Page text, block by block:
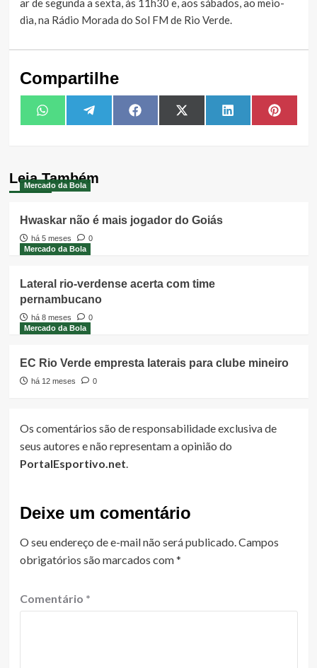
ar de segunda a sexta, às 11h30 e, aos sábados, ao meio-
dia, na Rádio Morada do Sol FM de Rio Verde.
Compartilhe
Share
on
WhatsAppShare
on
TelegramShare
on
FacebookShare
on
X
(Twitter)
Share
on
LinkedIn Share
on
Leia Também
Mercado da Bola
Hwaskar não é mais jogador do Goiás
há 5 meses
0
Mercado da Bola
Lateral rio-verdense acerta com time
pernambucano
há 8 meses
0
Mercado da Bola
EC Rio Verde empresta laterais para clube mineiro
há 12 meses 0
Os comentários são de responsabilidade exclusiva de
seus autores e não representam a opinião do
PortalEsportivo.net.
Deixe um comentário
O seu endereço de e-mail não será publicado.Campos
obrigatórios são marcados com*
Comentário *